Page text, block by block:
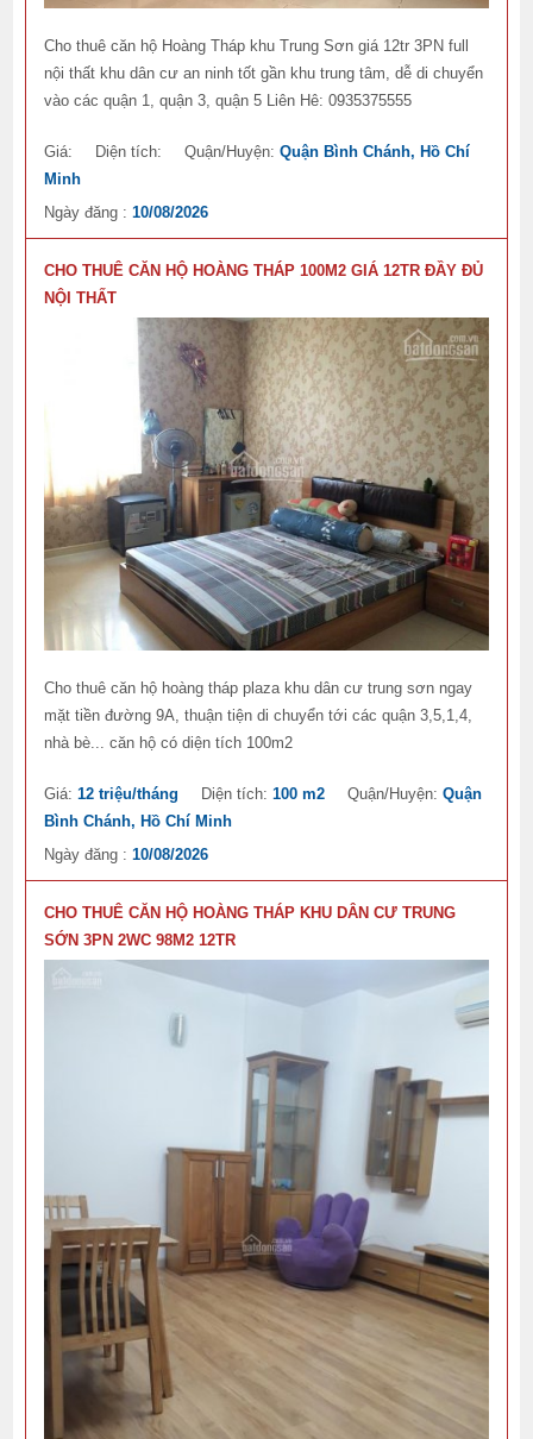
Cho thuê căn hộ Hoàng Tháp khu Trung Sơn giá 12tr 3PN full
nội thất khu dân cư an ninh tốt gần khu trung tâm, dễ di chuyển
vào các quận 1, quận 3, quận 5 Liên Hê: 0935375555
Giá: Diện tích: Quận/Huyện:Quận Bình Chánh, Hồ Chí
Minh
Ngày đăng :10/08/2026
CHO THUÊ CĂN HỘ HOÀNG THÁP 100M2 GIÁ 12TR ĐẦY ĐỦ
NỘI THẤT
Cho thuê căn hộ hoàng tháp plaza khu dân cư trung sơn ngay
mặt tiền đường 9A, thuận tiện di chuyển tới các quận 3,5,1,4,
nhà bè... căn hộ có diện tích 100m2
Giá:12 triệu/tháng Diện tích:100 m2 Quận/Huyện:Quận
Bình Chánh, Hồ Chí Minh
Ngày đăng :10/08/2026
CHO THUÊ CĂN HỘ HOÀNG THÁP KHU DÂN CƯ TRUNG
SỚN 3PN 2WC 98M2 12TR